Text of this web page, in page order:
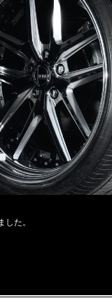
た。